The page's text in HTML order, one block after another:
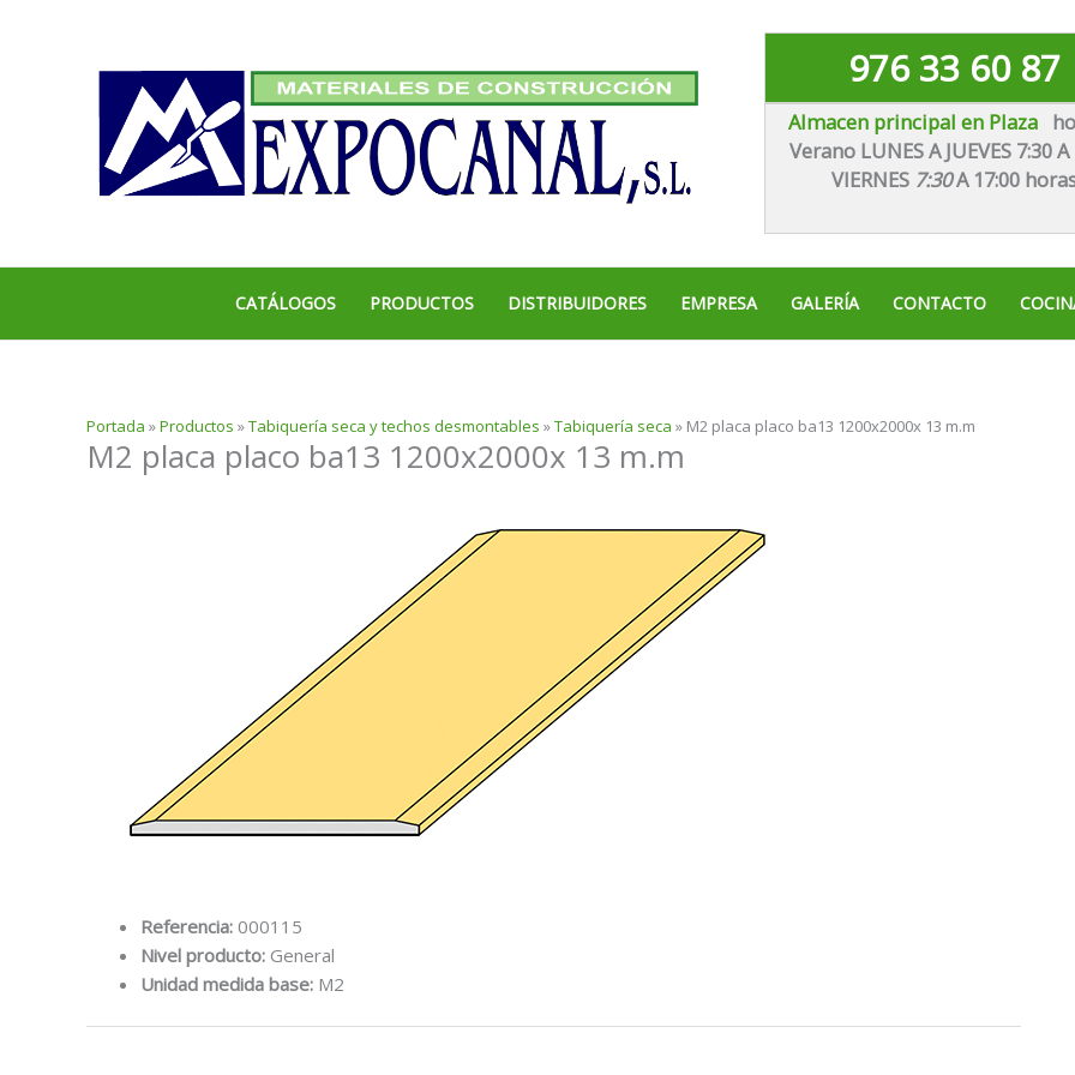
976 33 60 87
Almacen principal en Plaza
Verano LUNES A JUEVES 7:30 A
VIERNES 7:30A 17:00
CATÁLOGOS PRODUCTOS DISTRIBUIDORES EMPRESA GALERÍA CONTACTO
Portada »Productos »Tabiquería seca y techos desmontables »Tabiquería seca » M2 placa placo ba13 1200x2000x 13 m.m
M2 placa placo ba13 1200x2000x 13 m.m
Referencia: 000115
Nivel producto: General
Unidad medida base: M2